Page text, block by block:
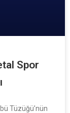
Spor
Tüzüğü’nün